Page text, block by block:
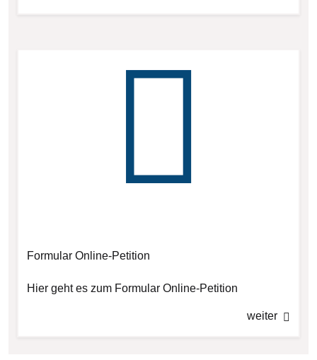
Formular Online-Petition
Hier geht es zum Formular Online-Petition
weiter